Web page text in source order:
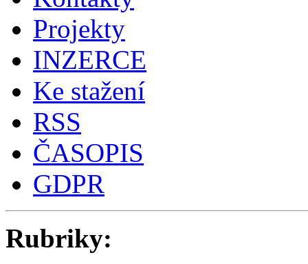
Projekty
INZERCE
Ke stažení
RSS
ČASOPIS
GDPR
Rubriky: